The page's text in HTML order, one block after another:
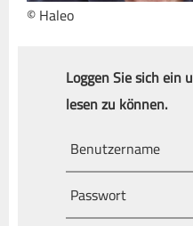
© Haleo
Loggen Sie sich ein
lesen zu können.